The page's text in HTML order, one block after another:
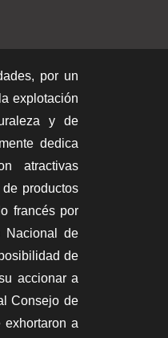
por un
explotación
y de
dedica
atractivas
productos
francés por
Nacional de
de
accionar a
Consejo de
a